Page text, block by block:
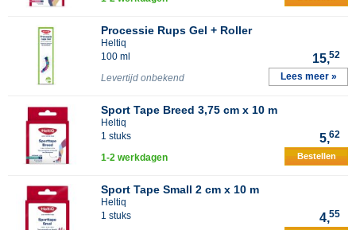
Processie Rups Gel + Roller
Heltiq
100 ml
15,52
Levertijd onbekend Lees meer »
Sport Tape Breed 3,75 cm x 10 m
Heltiq
1 stuks
5,62
1-2 werkdagen Bestellen
Sport Tape Small 2 cm x 10 m
Heltiq
1 stuks
4,55